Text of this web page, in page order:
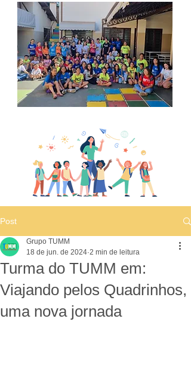
Post
Turma do TUMM em:
Viajando pelos Quadrinhos,
uma nova jornada
Grupo TUMM
18 de jun. de 2024 2 min de leitura